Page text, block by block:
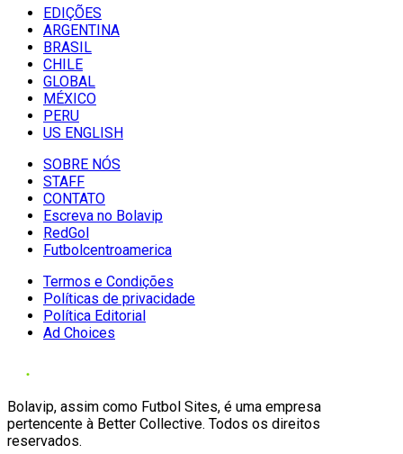
EDIÇÕES
ARGENTINA
BRASIL
CHILE
GLOBAL
MÉXICO
PERU
US ENGLISH
SOBRE NÓS
STAFF
CONTATO
Escreva no Bolavip
RedGol
Futbolcentroamerica
Termos e Condições
Políticas de privacidade
Política Editorial
Ad Choices
Bolavip, assim como Futbol Sites, é uma empresa
pertencente à Better Collective. Todos os direitos
reservados.